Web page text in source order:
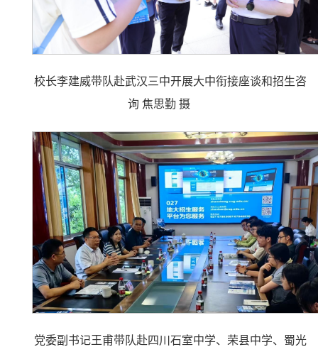
校长李建威带队赴武汉三中开展大中衔接座谈和招生咨
询 焦思勤 摄
党委副书记王甫带队赴四川石室中学、荣县中学、蜀光